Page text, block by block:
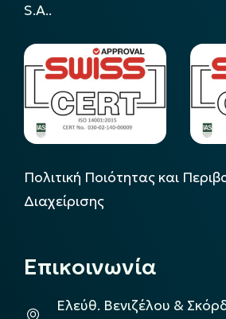
S.A..
Πολιτική Ποιότητας και
Διαχείρισης
Επικοινωνία
Ελεύθ. Βενιζέλου &